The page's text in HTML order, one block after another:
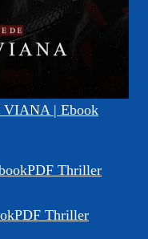
| Ebook
Thriller